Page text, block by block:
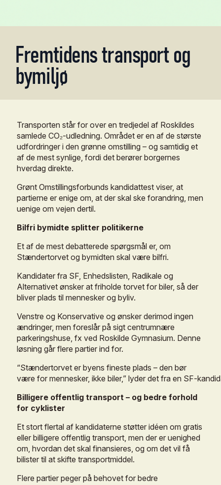
Fremtidenstransportog
bymiljø
Transporten står for over en tredjedel af Roskildes
samlede CO₂-udledning. Området er en af de største
udfordringer i den grønne omstilling – og samtidig et
af de mest synlige, fordi det berører borgernes
hverdag direkte.
Grønt Omstillingsforbunds kandidattest viser, at
partierne er enige om, at der skal ske forandring, men
uenige om vejen dertil.
Bilfri bymidte splitter politikerne
Et af de mest debatterede spørgsmål er, om
Stændertorvet og bymidten skal være bilfri.
Kandidater fra SF, Enhedslisten, Radikale og
Alternativet ønsker at friholde torvet for biler, så der
bliver plads til mennesker og byliv.
Venstre og Konservative og ønsker derimod ingen
ændringer, men foreslår på sigt centrumnære
parkeringshuse, fx ved Roskilde Gymnasium. Denne
løsning går flere partier ind for.
“Stændertorvet er byens fineste plads – den bør
være for mennesker, ikke biler,” lyder det fra en SF-
Billigere offentlig transport – og bedre forhold
for cyklister
Et stort flertal af kandidaterne støtter idéen om gratis
eller billigere offentlig transport, men der er uenighed
om, hvordan det skal finansieres, og om det vil få
bilister til at skifte transportmiddel.
Flere partier peger på behovet for bedre